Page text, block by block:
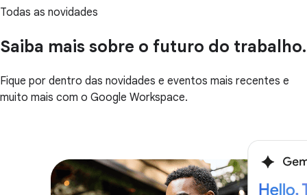
Todas as novidades
Saiba mais sobre o futuro do trabalho.
Fique por dentro das novidades e eventos mais recentes e
muito mais com o Google Workspace.